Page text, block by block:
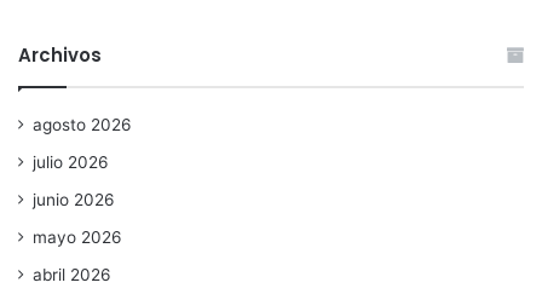
Archivos
agosto 2026
julio 2026
junio 2026
mayo 2026
abril 2026